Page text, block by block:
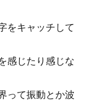
をキャッチして
感じたり感じな
って振動とか波